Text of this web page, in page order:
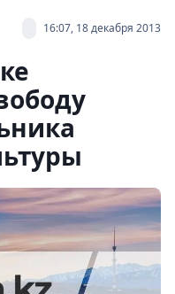
16:07, 18 декабря 2013